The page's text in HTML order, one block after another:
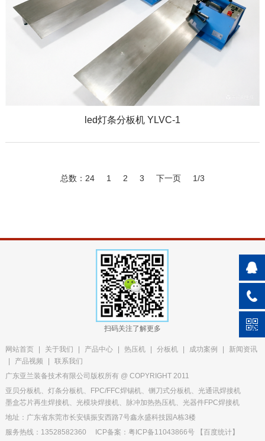
led灯条分板机 YLVC-1
总数：24 1 2 3 下一页 1/3
扫码关注了解更多
网站首页 关于我们 产品中心 热压机 分板机 成功案例
新闻资讯
产品视频
联系我们
广东亚兰装备技术有限公司版权所有 @ COPYRIGHT 2011
亚贝分板机、灯条分板机、FPC/FFC焊锡机、铡刀式分板机、光通讯焊接机
墨盒芯片再生焊接机、光模块焊接机、脉冲加热热压机、光器件FPC焊接机
地址：广东省东莞市长安镇振安西路7号鑫永盛科技园A栋3楼
服务热线：13528582360
ICP备案：粤ICP备11043866号【百度统计】